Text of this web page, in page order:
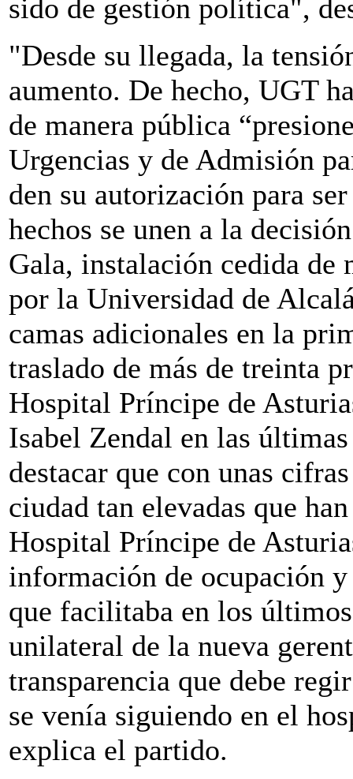
sido de gestión política",
"Desde su llegada, la
aumento. De hecho, UGT
de manera pública
Urgencias y de Admisión
den su autorización para
hechos se unen a la
Gala, instalación cedida de
por la Universidad de
camas adicionales en la
traslado de más de treinta
Hospital Príncipe de
Isabel Zendal en las
destacar que con unas
ciudad tan elevadas que
Hospital Príncipe de
información de ocupación
que facilitaba en los
unilateral de la nueva
transparencia que debe
se venía siguiendo en el
explica el partido.